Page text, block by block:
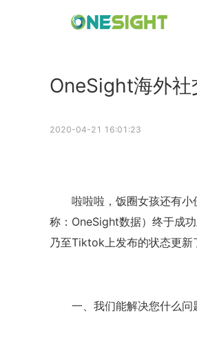
OneSight海外社
2020-04-21 16:01:23
啦啦啦，饭圈女孩还有
称：OneSight数据）终于成
乃至Tiktok上发布的状态更新
一、我们能解决您什么问